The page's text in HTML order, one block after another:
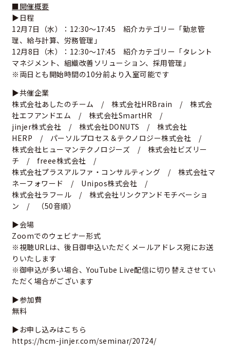
■開催概要
▶日程
12月7日（水）：12:30～17:45 紹介カテゴリー「勤怠管
理、給与計算、労務管理」
12月8日（木）：12:30～17:45 紹介カテゴリー「タレント
マネジメント、組織改善ソリューション、採用管理」
※両日とも開始時間の10分前より入室可能です
▶共催企業
株式会社あしたのチーム / 株式会社HRBrain / 株式会
社エフアンドエム / 株式会社SmartHR /
jinjer株式会社 / 株式会社DONUTS / 株式会社
HERP / パーソルプロセス＆テクノロジー株式会社 /
株式会社ヒューマンテクノロジーズ / 株式会社ビズリー
チ / freee株式会社 /
株式会社プラスアルファ・コンサルティング / 株式会社マ
ネーフォワード / Unipos株式会社 /
株式会社ラフール / 株式会社リンクアンドモチベーショ
ン / （50音順）
▶会場
Zoomでのウェビナー形式
※視聴URLは、後日御申込いただくメールアドレス宛にお送
りいたします
※御申込が多い場合、YouTube Live配信に切り替えさせてい
ただく場合がございます
▶参加費
無料
▶お申し込みはこちら
https://hcm-jinjer.com/seminar/20724/